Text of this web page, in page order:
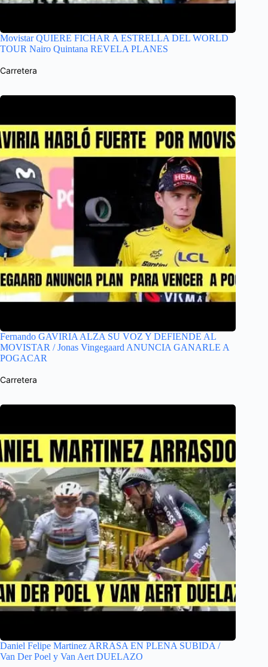
Movistar QUIERE FICHAR A ESTRELLA DEL WORLD
TOUR Nairo Quintana REVELA PLANES
Carretera
Fernando GAVIRIA ALZA SU VOZ Y DEFIENDE AL
MOVISTAR / Jonas Vingegaard ANUNCIA GANARLE A
POGACAR
Carretera
Daniel Felipe Martinez ARRASA EN PLENA SUBIDA /
Van Der Poel y Van Aert DUELAZO